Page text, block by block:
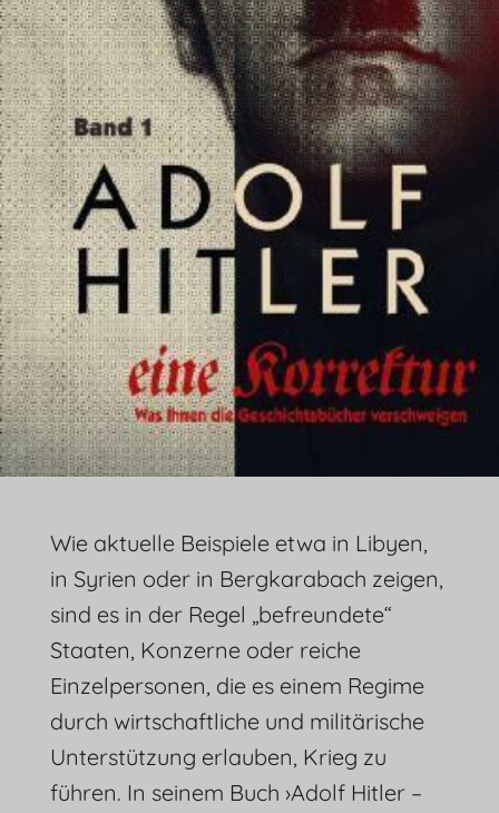
Wie aktuelle Beispiele etwa in Libyen,
in Syrien oder in Bergkarabach zeigen,
sind es in der Regel „befreundete“
Staaten, Konzerne oder reiche
Einzelpersonen, die es einem Regime
durch wirtschaftliche und militärische
Unterstützung erlauben, Krieg zu
führen. In seinem Buch ›Adolf Hitler –